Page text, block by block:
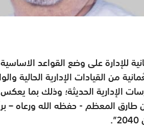
للإدارة على وضع القواعد
من القيادات الإدارية الحالية
الإدارية الحديثة؛ وذلك بما
طارق المعظم - حفظه الله ورعاه –